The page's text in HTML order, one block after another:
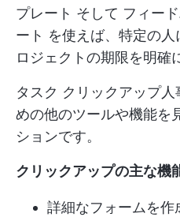
プレート そして フィー
ート を使えば、特定の
ロジェクトの期限を明確
タスク クリックアップ人
めの他のツールや機能を
ションです。
クリックアップの主な機
詳細なフォームを作